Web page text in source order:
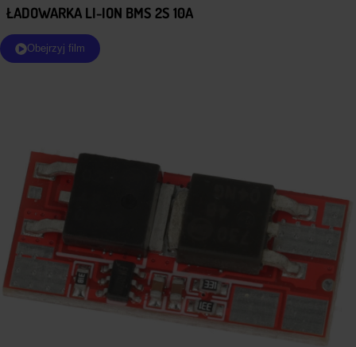
ŁADOWARKA LI-ION BMS 2S 10A
Obejrzyj film